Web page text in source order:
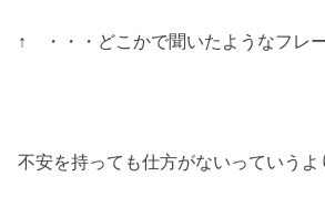
↑ ・・・どこかで聞いたようなフレ
不安を持っても仕方がないっていうよ